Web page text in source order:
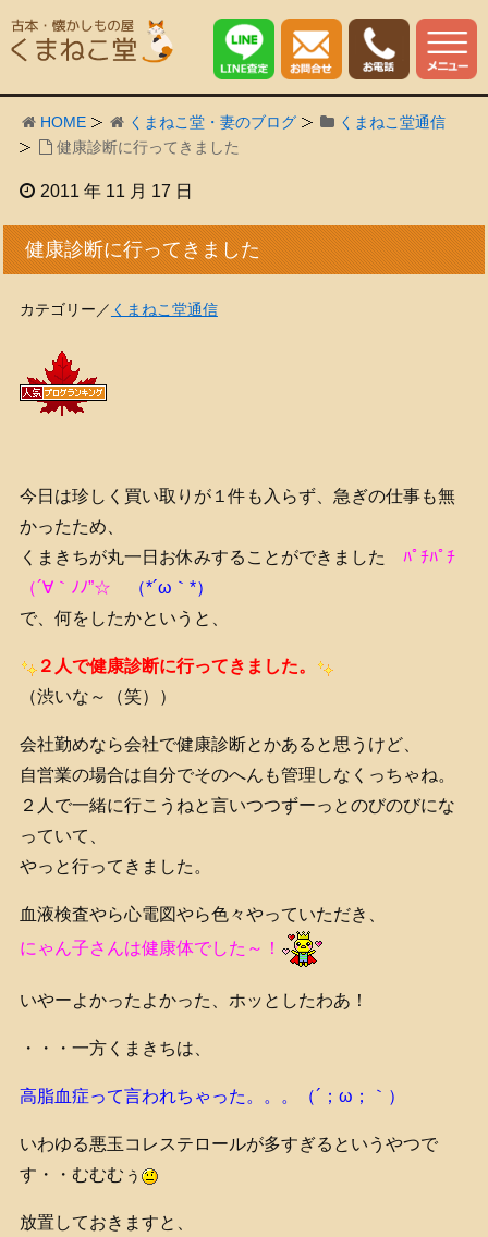
HOME くまねこ堂・妻のブログ
くまねこ堂通信
健康診断に行ってきました
2011 年 11 月 17 日
健康診断に行ってきました
カテゴリー／ くまねこ堂通信
今日は珍しく買い取りが１件も入らず、急ぎの仕事も無
かったため、
くまきちが丸一日お休みすることができました ﾊﾟﾁﾊﾟﾁ
（´∀｀ﾉﾉ”☆
（*´ω｀*）
で、何をしたかというと、
２人で健康診断に行ってきました。
（渋いな～（笑））
会社勤めなら会社で健康診断とかあると思うけど、
自営業の場合は自分でそのへんも管理しなくっちゃね。
２人で一緒に行こうねと言いつつずーっとのびのびにな
っていて、
やっと行ってきました。
血液検査やら心電図やら色々やっていただき、
にゃん子さんは健康体でした～！
いやーよかったよかった、ホッとしたわあ！
・・・一方くまきちは、
高脂血症って言われちゃった。。。（´；ω；｀）
いわゆる悪玉コレステロールが多すぎるというやつで
す・・むむむぅ
放置しておきますと、